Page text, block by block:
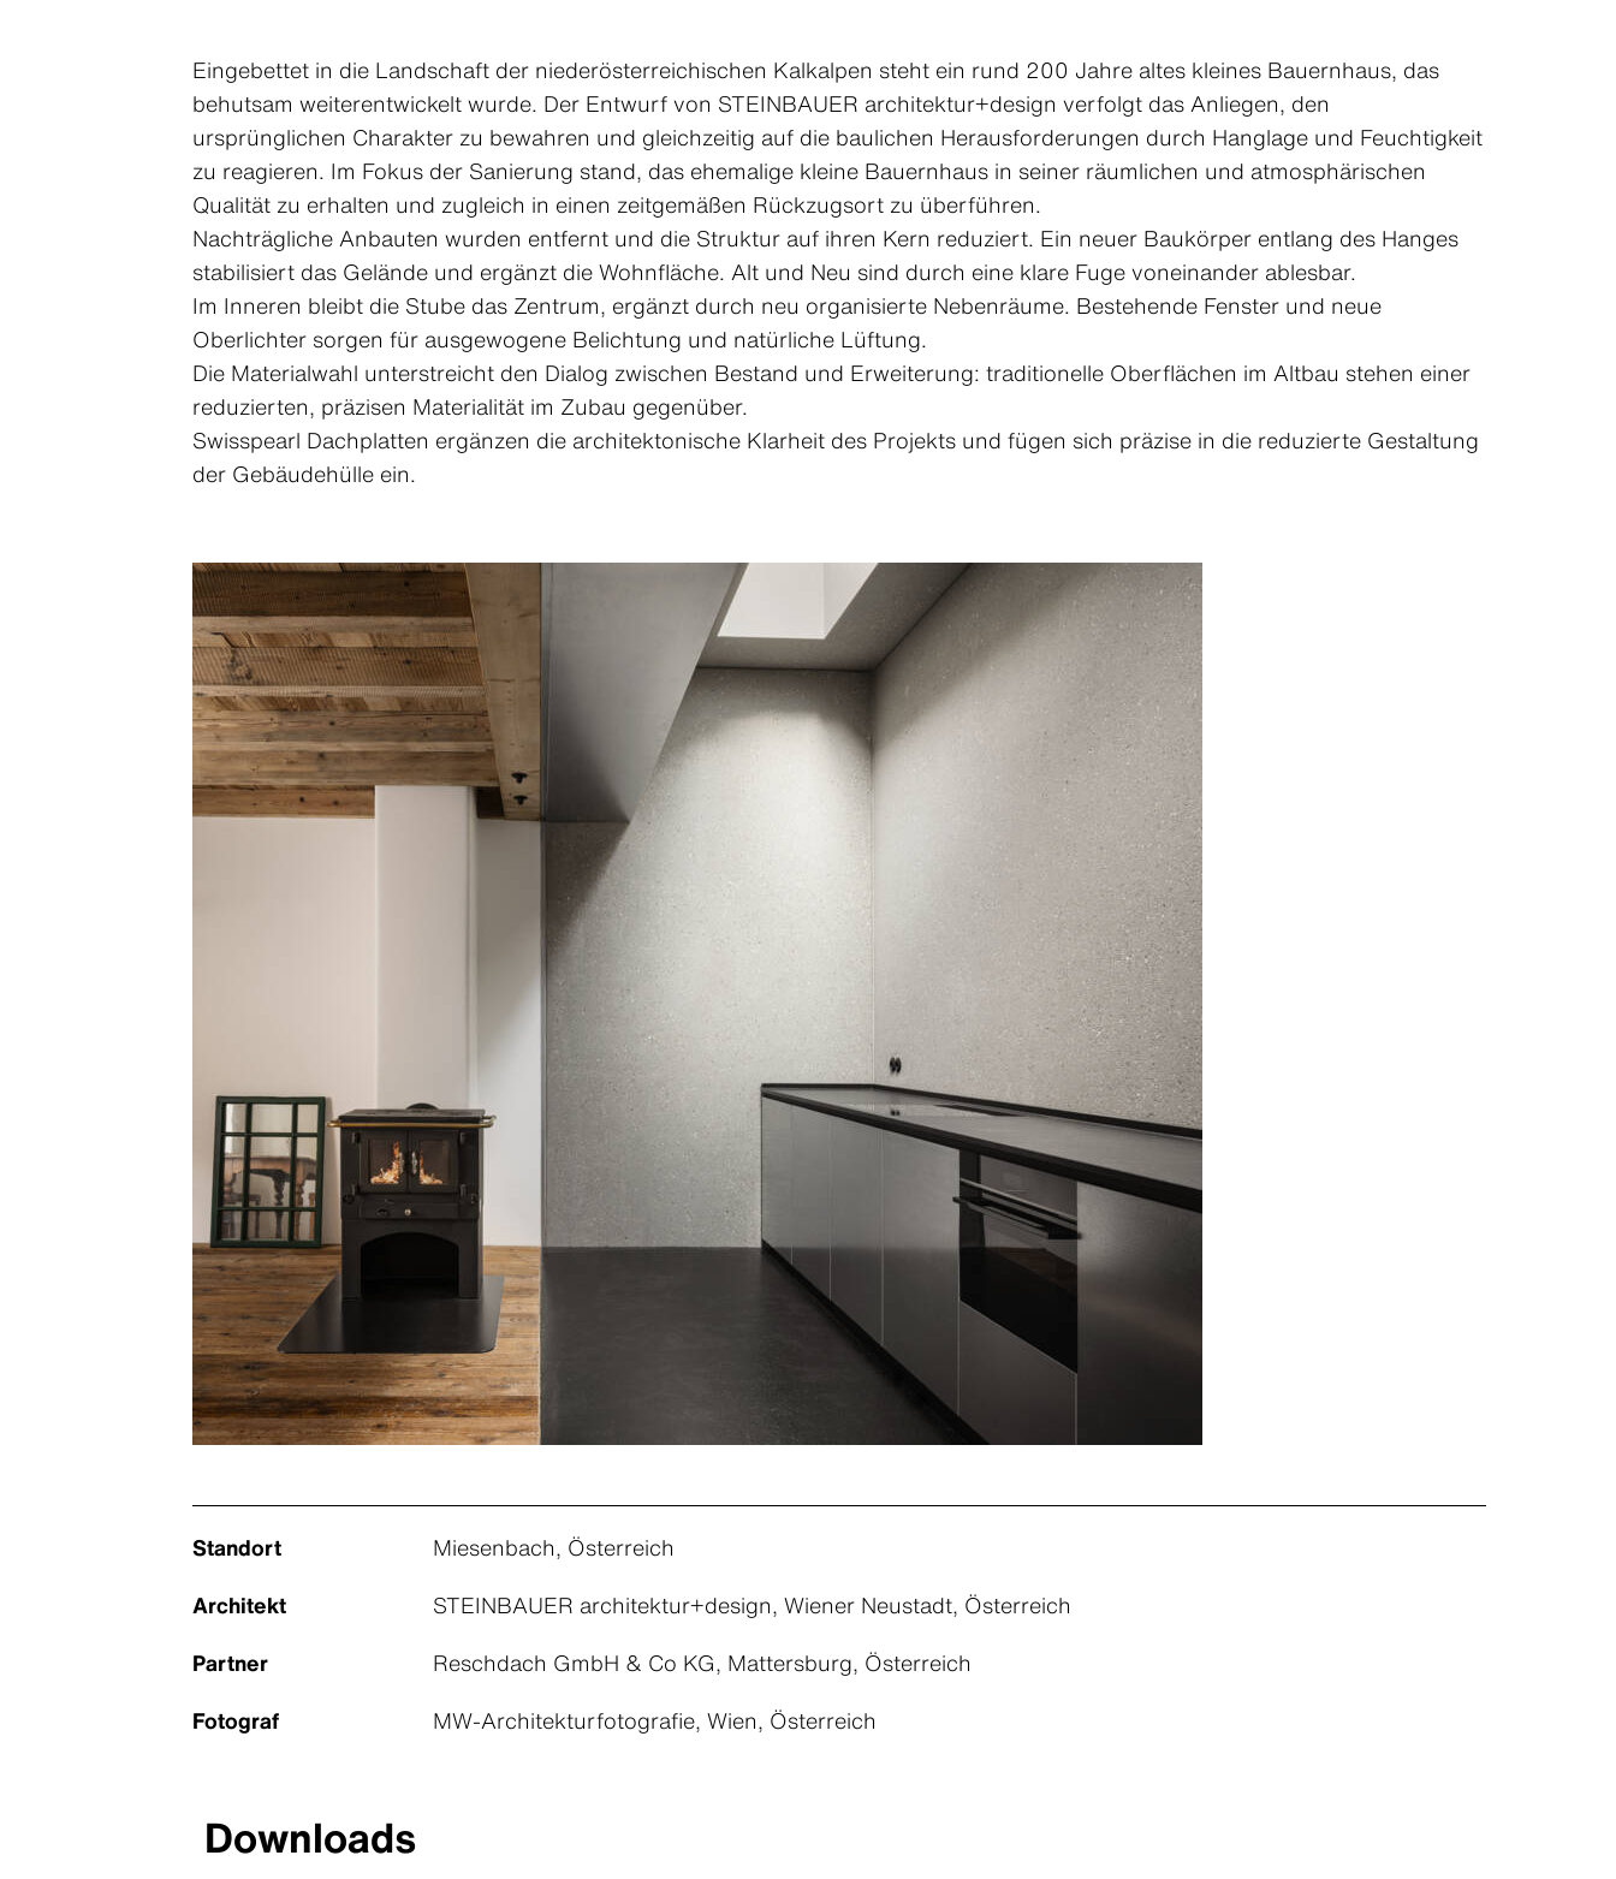
Eingebettet in die Landschaft der niederösterreichischen Kalkalpen steht ein rund 200 Jahre altes kleines Bauernhaus, das
behutsam weiterentwickelt wurde. Der Entwurf von STEINBAUER architektur+design verfolgt das Anliegen, den
ursprünglichen Charakter zu bewahren und gleichzeitig auf die baulichen Herausforderungen durch Hanglage und Feuchtigkeit
zu reagieren. Im Fokus der Sanierung stand, das ehemalige kleine Bauernhaus in seiner räumlichen und atmosphärischen
Qualität zu erhalten und zugleich in einen zeitgemäßen Rückzugsort zu überführen.
Nachträgliche Anbauten wurden entfernt und die Struktur auf ihren Kern reduziert. Ein neuer Baukörper entlang des Hanges
stabilisiert das Gelände und ergänzt die Wohnfläche. Alt und Neu sind durch eine klare Fuge voneinander ablesbar.
Im Inneren bleibt die Stube das Zentrum, ergänzt durch neu organisierte Nebenräume. Bestehende Fenster und neue
Oberlichter sorgen für ausgewogene Belichtung und natürliche Lüftung.
Die Materialwahl unterstreicht den Dialog zwischen Bestand und Erweiterung: traditionelle Oberflächen im Altbau stehen einer
reduzierten, präzisen Materialität im Zubau gegenüber.
Swisspearl Dachplatten ergänzen die architektonische Klarheit des Projekts und fügen sich präzise in die reduzierte Gestaltung
der Gebäudehülle ein.
Standort
Miesenbach, Österreich
Architekt
STEINBAUER architektur+design, Wiener Neustadt, Österreich
Partner
Reschdach GmbH & Co KG, Mattersburg, Österreich
Fotograf
MW-Architekturfotografie, Wien, Österreich
Downloads